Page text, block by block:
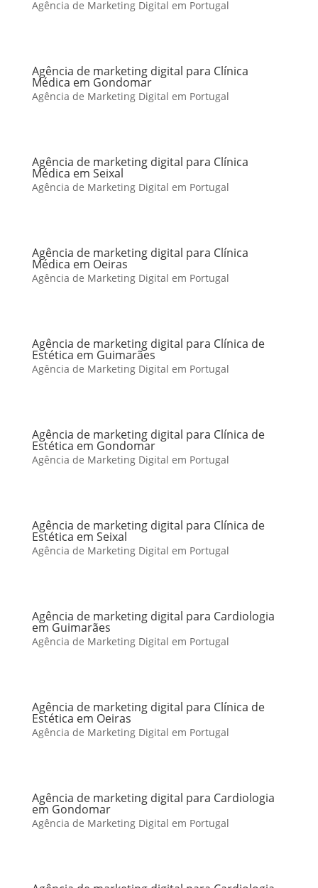
Agência de Marketing Digital em Portugal
Agência de marketing digital para Clínica
Médica em Gondomar
Agência de Marketing Digital em Portugal
Agência de marketing digital para Clínica
Médica em Seixal
Agência de Marketing Digital em Portugal
Agência de marketing digital para Clínica
Médica em Oeiras
Agência de Marketing Digital em Portugal
Agência de marketing digital para Clínica de
Estética em Guimarães
Agência de Marketing Digital em Portugal
Agência de marketing digital para Clínica de
Estética em Gondomar
Agência de Marketing Digital em Portugal
Agência de marketing digital para Clínica de
Estética em Seixal
Agência de Marketing Digital em Portugal
Agência de marketing digital para Cardiologia
em Guimarães
Agência de Marketing Digital em Portugal
Agência de marketing digital para Clínica de
Estética em Oeiras
Agência de Marketing Digital em Portugal
Agência de marketing digital para Cardiologia
em Gondomar
Agência de Marketing Digital em Portugal